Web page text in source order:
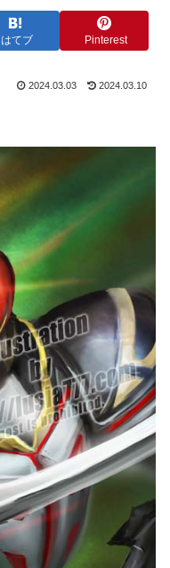
はてブ Pinterest
2024.03.03 2024.03.10